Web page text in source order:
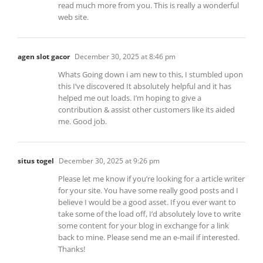
read much more from you. This is really a wonderful
web site.
agen slot gacor December 30, 2025 at 8:46 pm
Whats Going down i am new to this, I stumbled upon
this I’ve discovered It absolutely helpful and it has
helped me out loads. I’m hoping to give a
contribution & assist other customers like its aided
me. Good job.
situs togel December 30, 2025 at 9:26 pm
Please let me know if you’re looking for a article writer
for your site. You have some really good posts and I
believe I would be a good asset. If you ever want to
take some of the load off, I’d absolutely love to write
some content for your blog in exchange for a link
back to mine. Please send me an e-mail if interested.
Thanks!